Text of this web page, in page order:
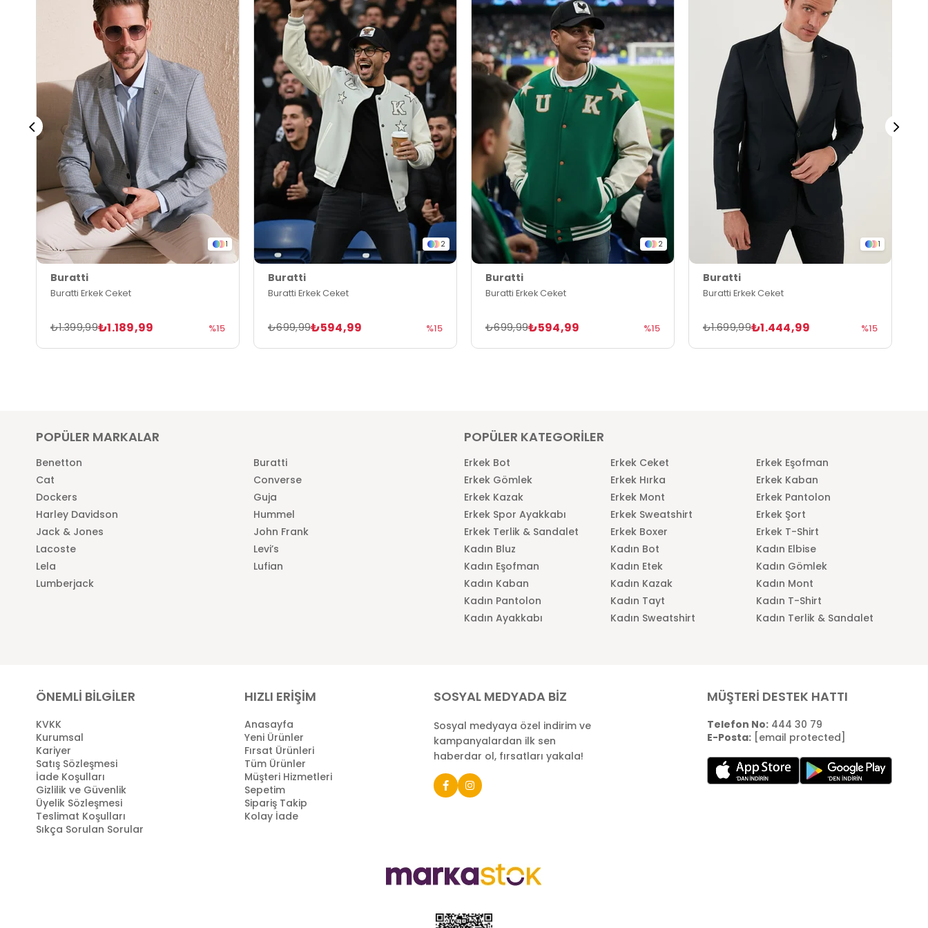
1
Buratti
Buratti Erkek Ceket
₺1.189,99
₺1.399,99 %15
2
Buratti
Buratti Erkek Ceket
₺594,99
₺699,99 %15
2
Buratti
Buratti Erkek Ceket
₺594,99
₺699,99 %15
1
Buratti
Buratti Erkek Ceket
₺1.444,99
₺1.699,99 %15
POPÜLER MARKALAR
Benetton
Buratti
Cat
Converse
Dockers
Guja
Harley Davidson
Hummel
Jack & Jones
John Frank
Lacoste
Levi’s
Lela
Lufian
Lumberjack
POPÜLER KATEGORİLER
Erkek Bot Erkek Ceket
Erkek Eşofman
Erkek Gömlek
Erkek Hırka
Erkek Kaban
Erkek Kazak
Erkek Mont
Erkek Pantolon
Erkek Spor Ayakkabı
Erkek Sweatshirt
Erkek Şort
Erkek Terlik & Sandalet
Erkek Boxer
Erkek T-Shirt
Kadın Bluz
Kadın Bot
Kadın Elbise
Kadın Eşofman
Kadın Etek
Kadın Gömlek
Kadın Kaban
Kadın Kazak
Kadın Mont
Kadın Pantolon
Kadın Tayt
Kadın T-Shirt
Kadın Ayakkabı
Kadın Sweatshirt Kadın Terlik & Sandalet
ÖNEMLİ BİLGİLER
KVKK
Kurumsal
Kariyer
Satış Sözleşmesi
İade Koşulları
Gizlilik ve Güvenlik
Üyelik Sözleşmesi
Teslimat Koşulları
Sıkça Sorulan Sorular
HIZLI ERİŞİM
Anasayfa
Yeni Ürünler
Fırsat Ürünleri
Tüm Ürünler
Müşteri Hizmetleri
Sepetim
Sipariş Takip
Kolay İade
SOSYAL MEDYADA BİZ
Sosyal medyaya özel indirim ve
kampanyalardan ilk sen
haberdar ol, fırsatları yakala!
MÜŞTERİ DESTEK HATTI
Telefon No:444 30 79
E-Posta: [email protected]